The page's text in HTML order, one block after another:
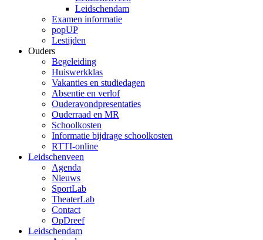
Leidschendam
Examen informatie
popUP
Lestijden
Ouders
Begeleiding
Huiswerkklas
Vakanties en studiedagen
Absentie en verlof
Ouderavondpresentaties
Ouderraad en MR
Schoolkosten
Informatie bijdrage schoolkosten
RTTI-online
Leidschenveen
Agenda
Nieuws
SportLab
TheaterLab
Contact
OpDreef
Leidschendam